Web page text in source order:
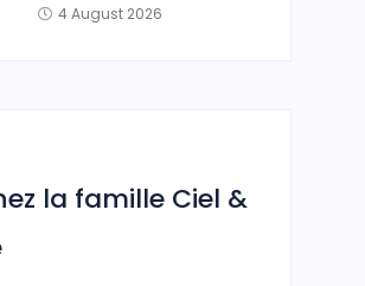
4 August 2026
la famille Ciel &